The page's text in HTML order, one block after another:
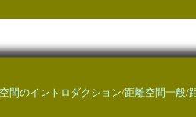
間のイントロダクション/距離空間一般/